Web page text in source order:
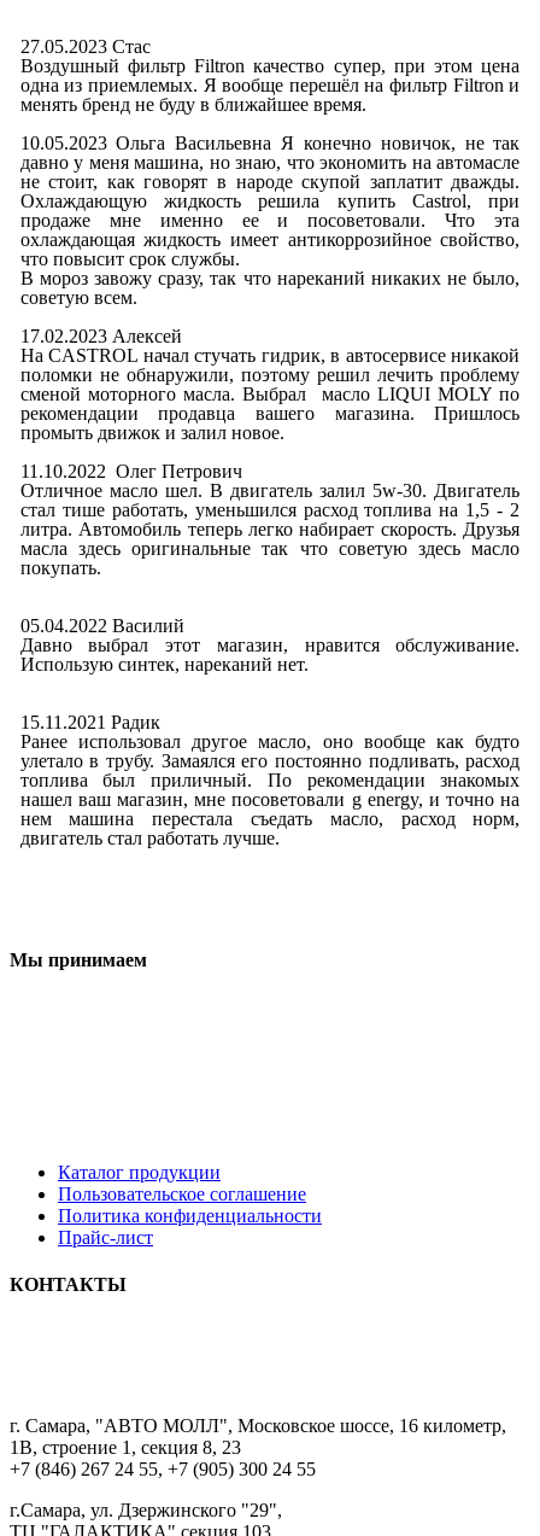
27.05.2023 Стас
Воздушный фильтр Filtron качество супер, при этом цена
одна из приемлемых. Я вообще перешёл на фильтр Filtron и
менять бренд не буду в ближайшее время.
10.05.2023 Ольга Васильевна Я конечно новичок, не так
давно у меня машина, но знаю, что экономить на автомасле
не стоит, как говорят в народе скупой заплатит дважды.
Охлаждающую жидкость решила купить Castrol, при
продаже мне именно ее и посоветовали. Что эта
охлаждающая жидкость имеет антикоррозийное свойство,
что повысит срок службы.
В мороз завожу сразу, так что нареканий никаких не было,
советую всем.
17.02.2023 Алексей
На CASTROL начал стучать гидрик, в автосервисе никакой
поломки не обнаружили, поэтому решил лечить проблему
сменой моторного масла. Выбрал масло LIQUI MOLY по
рекомендации продавца вашего магазина. Пришлось
промыть движок и залил новое.
11.10.2022 Олег Петрович
Отличное масло шел. В двигатель залил 5w-30. Двигатель
стал тише работать, уменьшился расход топлива на 1,5 - 2
литра. Автомобиль теперь легко набирает скорость. Друзья
масла здесь оригинальные так что советую здесь масло
покупать.
05.04.2022 Василий
Давно выбрал этот магазин, нравится обслуживание.
Использую синтек, нареканий нет.
15.11.2021 Радик
Ранее использовал другое масло, оно вообще как будто
улетало в трубу. Замаялся его постоянно подливать, расход
топлива был приличный. По рекомендации знакомых
нашел ваш магазин, мне посоветовали g energy, и точно на
нем машина перестала съедать масло, расход норм,
двигатель стал работать лучше.
Мы принимаем
Каталог продукции
Пользовательское соглашение
Политика конфиденциальности
Прайс-лист
КОНТАКТЫ
г. Самара, "АВТО МОЛЛ", Московское шоссе, 16 километр,
1В, строение 1, секция 8, 23
+7 (846) 267 24 55, +7 (905) 300 24 55
г.Самара, ул. Дзержинского "29",